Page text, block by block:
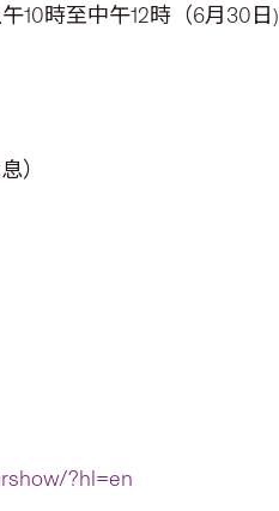
10時至中午12時（6月30日)
）
?hl=en